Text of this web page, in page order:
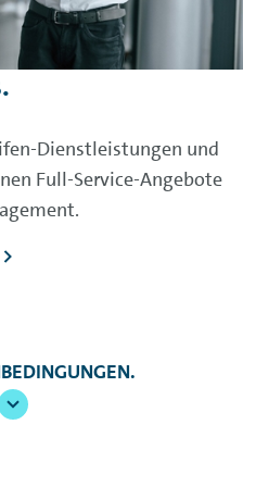
Olympiastützpunkte
Dienstleistungen und
Full-Service-Angebote